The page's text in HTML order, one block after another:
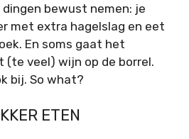
bewust nemen: je
met extra hagelslag en eet
En soms gaat het
(te veel) wijn op de borrel.
bij. So what?
ETEN